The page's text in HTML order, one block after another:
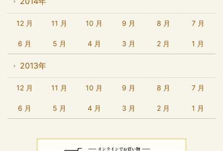
12 月 11 月 10 月 9 月 8 月 7 月
6 月 5 月 4 月 3 月 2 月 1 月
2013年
12 月 11 月 10 月 9 月 8 月 7 月
6 月 5 月 4 月 3 月 2 月 1 月